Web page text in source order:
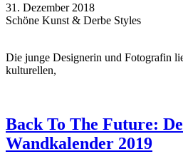
31. Dezember 2018
Schöne Kunst & Derbe Styles
Die junge Designerin und Fotografin
kulturellen,
Back To The Future:
Wandkalender 2019